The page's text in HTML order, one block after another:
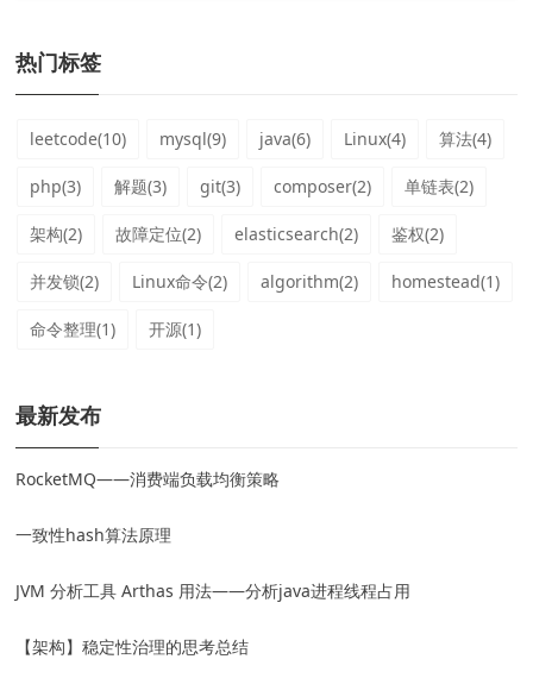
热门标签
leetcode(10) mysql(9) java(6) Linux(4) 算法(4)
php(3) 解题(3) git(3) composer(2) 单链表(2)
架构(2) 故障定位(2) elasticsearch(2) 鉴权(2)
并发锁(2) Linux命令(2) algorithm(2) homestead(1)
命令整理(1) 开源(1)
最新发布
RocketMQ——消费端负载均衡策略
一致性hash算法原理
JVM 分析工具 Arthas 用法——分析java进程线程占用
【架构】稳定性治理的思考总结